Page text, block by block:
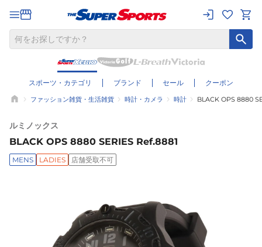
スポーツ・カテゴリ ブランド セール クーポン
ファッション雑貨・生活雑貨 時計・カメラ 時計 BLACK OPS 8880
ルミノックス
BLACK OPS 8880 SERIES Ref.8881
MENS LADIES 店舗受取不可